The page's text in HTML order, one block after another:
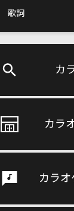
歌詞
カ
カラ
カラオ